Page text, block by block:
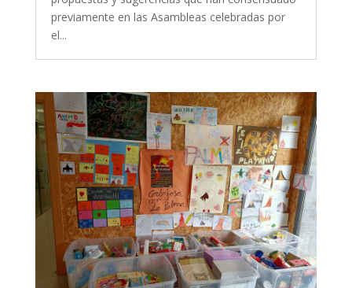
previamente en las Asambleas celebradas por
el...